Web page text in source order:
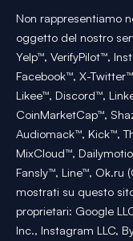
Non rappresentiamo
oggetto del nostro
Yelp™, VerifyPilot™,
Facebook™, X-
Likee™, Discord™,
CoinMarketCap™,
Audiomack™, Kick™,
MixCloud™,
Fansly™, Line™, Ok.ru
mostrati su questo
proprietari: Google
Inc., Instagram LLC,